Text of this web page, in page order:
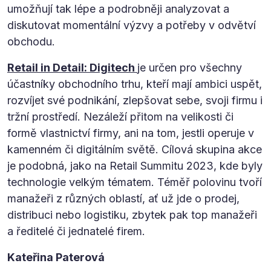
umožňují tak lépe a podrobněji analyzovat a
diskutovat momentální výzvy a potřeby v odvětví
obchodu.
Retail in Detail: Digitech je určen pro všechny
účastníky obchodního trhu, kteří mají ambici uspět,
rozvíjet své podnikání, zlepšovat sebe, svoji firmu i
tržní prostředí. Nezáleží přitom na velikosti či
formě vlastnictví firmy, ani na tom, jestli operuje v
kamenném či digitálním světě. Cílová skupina akce
je podobná, jako na Retail Summitu 2023, kde byly
technologie velkým tématem. Téměř polovinu tvoří
manažeři z různých oblastí, ať už jde o prodej,
distribuci nebo logistiku, zbytek pak top manažeři
a ředitelé či jednatelé firem.
Kateřina Paterová